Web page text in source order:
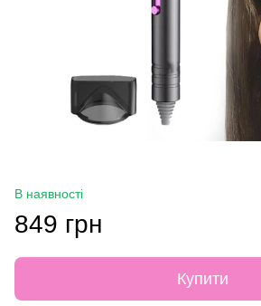
В наявності
849 грн
Купити